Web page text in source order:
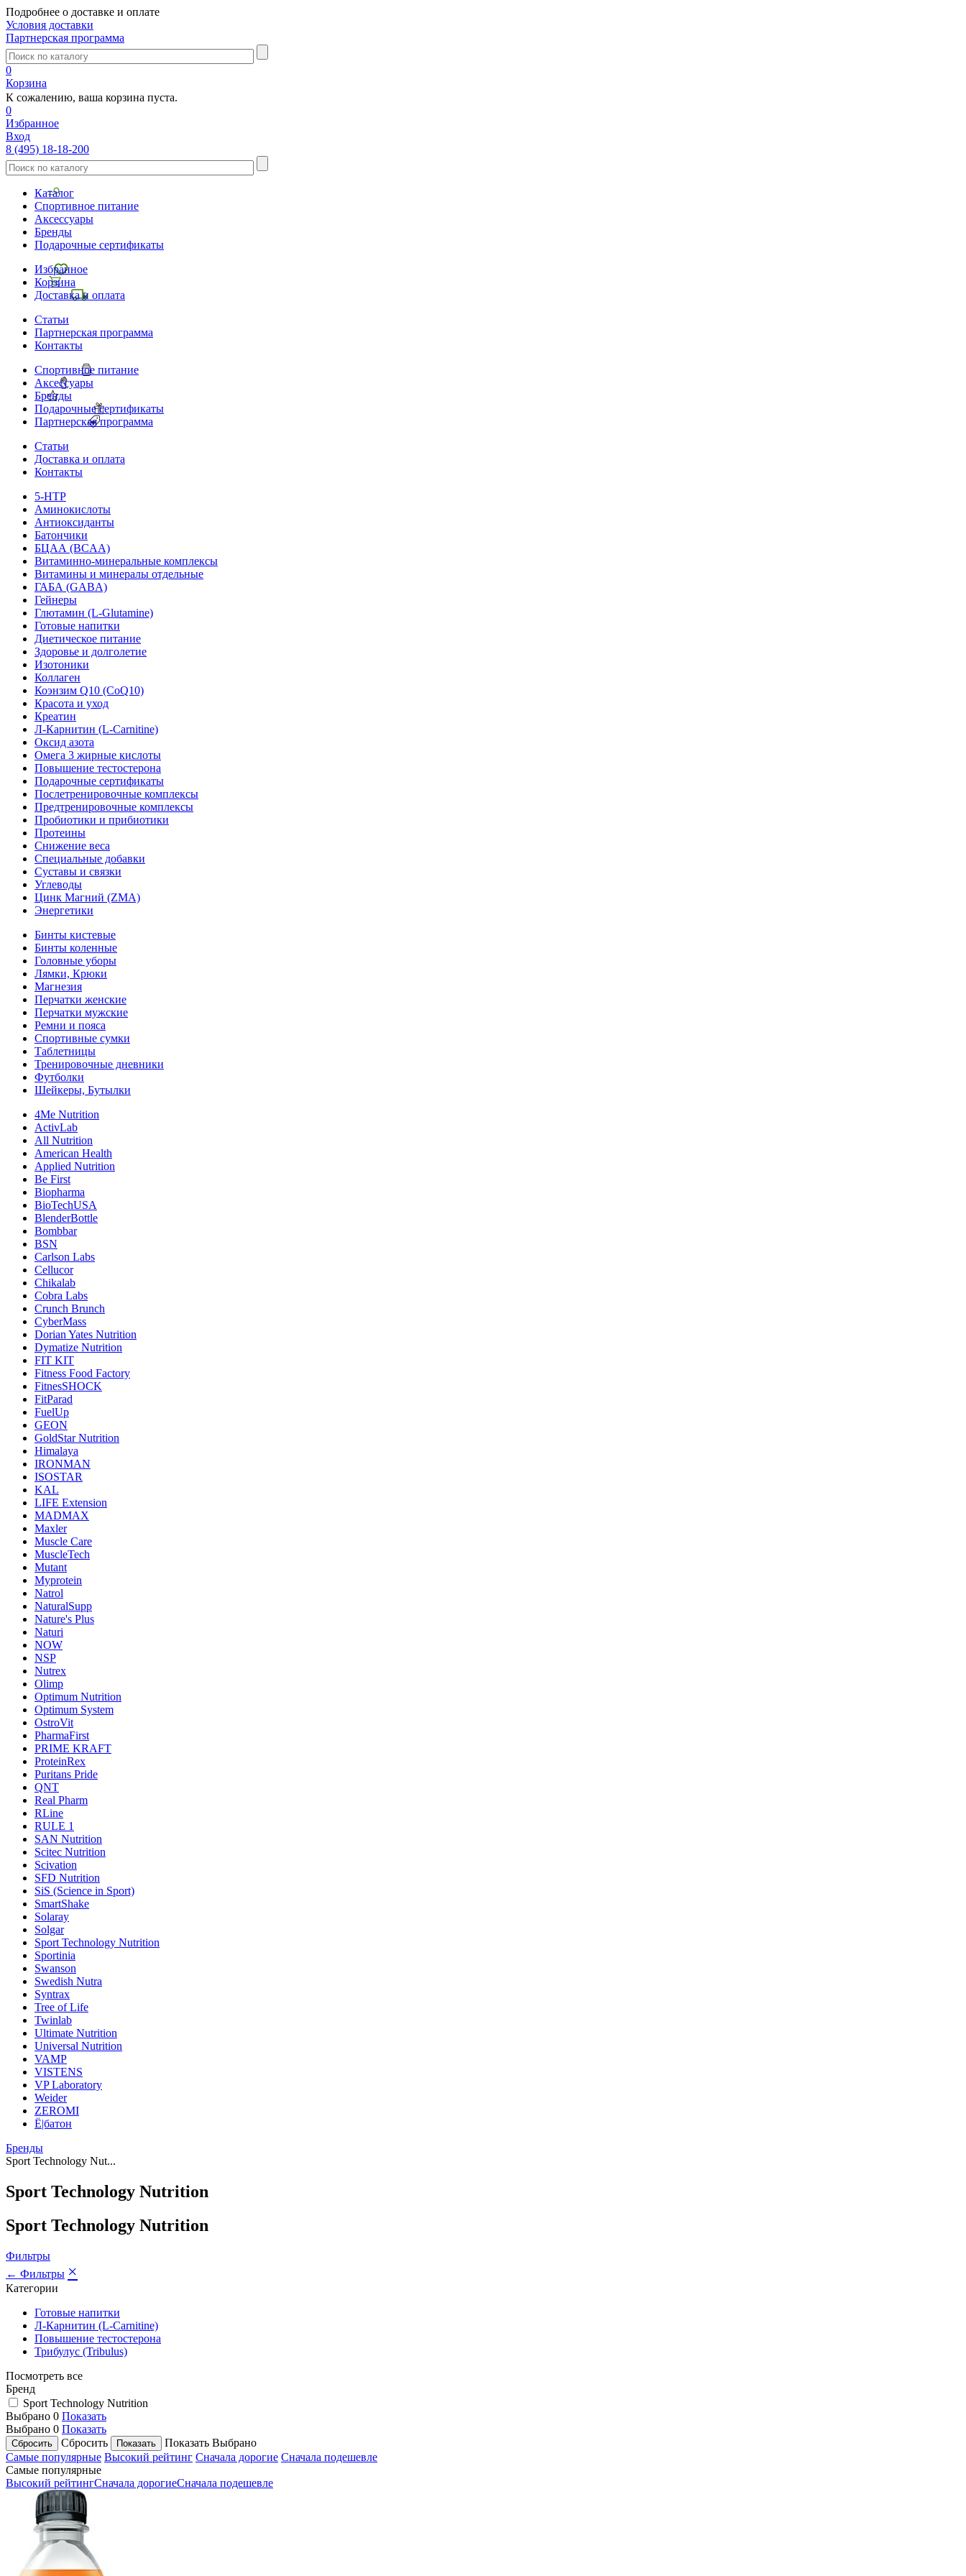
Подробнее о доставке и оплате
Условия доставки
Партнерская программа
0
Корзина
К сожалению, ваша корзина пуста.
0
Избранное
Вход
8 (495) 18-18-200
Каталог
Спортивное питание
Аксессуары
Бренды
Подарочные сертификаты
Избранное
Корзина
Доставка и оплата
Статьи
Партнерская программа
Контакты
Спортивное питание
Аксессуары
Бренды
Подарочные сертификаты
Партнерская программа
Статьи
Доставка и оплата
Контакты
5-HTP
Аминокислоты
Антиоксиданты
Батончики
БЦАА (BCAA)
Витаминно-минеральные комплексы
Витамины и минералы отдельные
ГАБА (GABA)
Гейнеры
Глютамин (L-Glutamine)
Готовые напитки
Диетическое питание
Здоровье и долголетие
Изотоники
Коллаген
Коэнзим Q10 (CoQ10)
Красота и уход
Креатин
Л-Карнитин (L-Сarnitine)
Оксид азота
Омега 3 жирные кислоты
Повышение тестостерона
Подарочные сертификаты
Послетренировочные комплексы
Предтренировочные комплексы
Пробиотики и прибиотики
Протеины
Снижение веса
Специальные добавки
Суставы и связки
Углеводы
Цинк Магний (ZMA)
Энергетики
Бинты кистевые
Бинты коленные
Головные уборы
Лямки, Крюки
Магнезия
Перчатки женские
Перчатки мужские
Ремни и пояса
Спортивные сумки
Таблетницы
Тренировочные дневники
Футболки
Шейкеры, Бутылки
4Me Nutrition
ActivLab
All Nutrition
American Health
Applied Nutrition
Be First
Biopharma
BioTechUSA
BlenderBottle
Bombbar
BSN
Carlson Labs
Cellucor
Chikalab
Cobra Labs
Crunch Brunch
CyberMass
Dorian Yates Nutrition
Dymatize Nutrition
FIT KIT
Fitness Food Factory
FitnesSHOCK
FitParad
FuelUp
GEON
GoldStar Nutrition
Himalaya
IRONMAN
ISOSTAR
KAL
LIFE Extension
MADMAX
Maxler
Muscle Care
MuscleTech
Mutant
Myprotein
Natrol
NaturalSupp
Nature's Plus
Naturi
NOW
NSP
Nutrex
Olimp
Optimum Nutrition
Optimum System
OstroVit
PharmaFirst
PRIME KRAFT
ProteinRex
Puritans Pride
QNT
Real Pharm
RLine
RULE 1
SAN Nutrition
Scitec Nutrition
Scivation
SFD Nutrition
SiS (Science in Sport)
SmartShake
Solaray
Solgar
Sport Technology Nutrition
Sportinia
Swanson
Swedish Nutra
Syntrax
Tree of Life
Twinlab
Ultimate Nutrition
Universal Nutrition
VAMP
VISTENS
VP Laboratory
Weider
ZEROMI
Ё|батон
Бренды
Sport Technology Nut...
Sport Technology Nutrition
Sport Technology Nutrition
Фильтры
← Фильтры ×
Категории
Готовые напитки
Л-Карнитин (L-Сarnitine)
Повышение тестостерона
Трибулус (Tribulus)
Посмотреть все
Бренд
Sport Technology Nutrition
Выбрано 0 Показать
Выбрано 0 Показать
Сбросить
Показать Выбрано
Самые популярные Высокий рейтинг Сначала дорогие Сначала подешевле
Самые популярные
Высокий рейтингСначала дорогиеСначала подешевле